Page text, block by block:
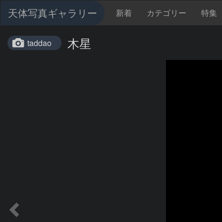
天体写真ギャラリー 新着 カテゴリー 特集
taddao 木星